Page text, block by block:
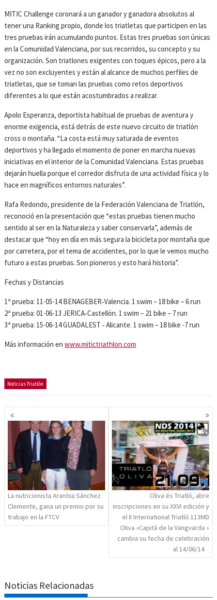
MITIC Challenge coronará a un ganador y ganadora absolutos al
tener una Ranking propio, donde los triatletas que participen en las
tres pruebas irán acumulando puntos. Estas tres pruebas son únicas
en la Comunidad Valenciana, por sus recorridos, su concepto y su
organización. Son triatlones exigentes con toques épicos, pero a la
vez no son excluyentes y están al alcance de muchos perfiles de
triatletas, que se toman las pruebas como retos deportivos
diferentes a lo que están acostumbrados a realizar.
Apolo Esperanza, deportista habitual de pruebas de aventura y
enorme exigencia, está detrás de este nuevo circuito de triatlón
cross o montaña. “La costa está muy saturada de eventos
deportivos y ha llegado el momento de poner en marcha nuevas
iniciativas en el interior de la Comunidad Valenciana. Estas pruebas
dejarán huella porque el corredor disfruta de una actividad física y lo
hace en magníficos entornos naturales”.
Rafa Redondo, presidente de la Federación Valenciana de Triatlón,
reconoció en la presentación que “estas pruebas tienen mucho
sentido al ser en la Naturaleza y saber conservarla”, además de
destacar que “hoy en día en más segura la bicicleta por montaña que
por carretera, por el tema de accidentes, por lo que le vemos mucho
futuro a estas pruebas. Son pioneros y esto hará historia”.
Fechas y Distancias
1ª prueba: 11-05-14 BENAGEBER‐Valencia. 1 swim – 18 bike – 6 run
2ª prueba: 01-06-13 JERICA‐Castellón. 1 swim – 21 bike – 7 run
3ª prueba: 15-06-14 GUADALEST ‐ Alicante. 1 swim – 18 bike -7 run
Más información enwww.mitictriathlon.com
Noticias Triatlón
Navegación
de
entradas
La nutricionista Arantxa Sánchez
Clemente, gana un premio por su
trabajo en la FTCV
Oliva és Triatló, abre
inscripciones en su XXVI edición y
el II International Triatló 113MD
Oliva «Capità de la Vangvarda »
cambia su fecha de celebración
al 14/06/14
Noticias Relacionadas